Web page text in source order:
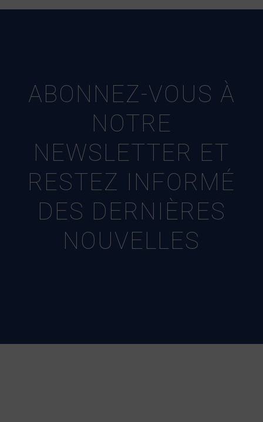
ABONNEZ-VOUS À
NOTRE
NEWSLETTER ET
RESTEZ INFORMÉ
DES DERNIÈRES
NOUVELLES